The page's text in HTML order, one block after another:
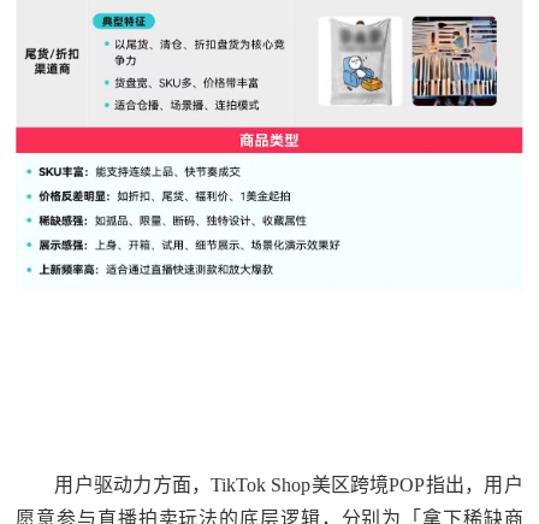
用户驱动力方面，TikTok Shop美区跨境POP指出，用户
愿意参与直播拍卖玩法的底层逻辑，分别为「拿下稀缺商